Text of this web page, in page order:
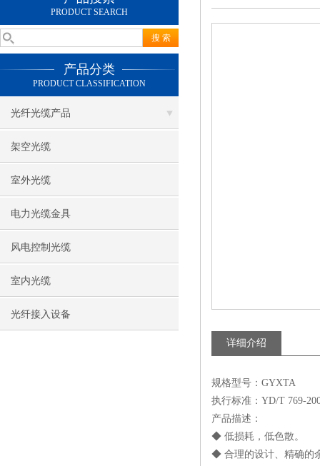
PRODUCT SEARCH
产品分类
PRODUCT CLASSIFICATION
光纤光缆产品
架空光缆
室外光缆
电力光缆金具
风电控制光缆
室内光缆
光纤接入设备
详细介绍
规格型号：GYXTA
执行标准：YD/T 769-
产品描述：
◆ 低损耗，低色散。
◆ 合理的设计、精确的